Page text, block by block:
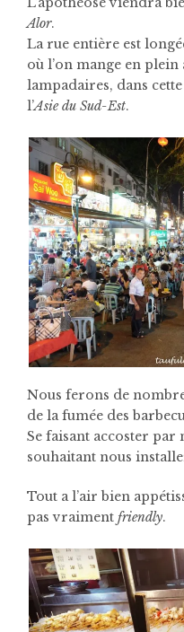
Alor.
La rue entière est
où l’on mange en
lampadaires, dans
l’Asie du Sud-Est.
Nous ferons de
de la fumée des
Se faisant accoster par
souhaitant nous
Tout a l’air bien
pas vraiment friendly.